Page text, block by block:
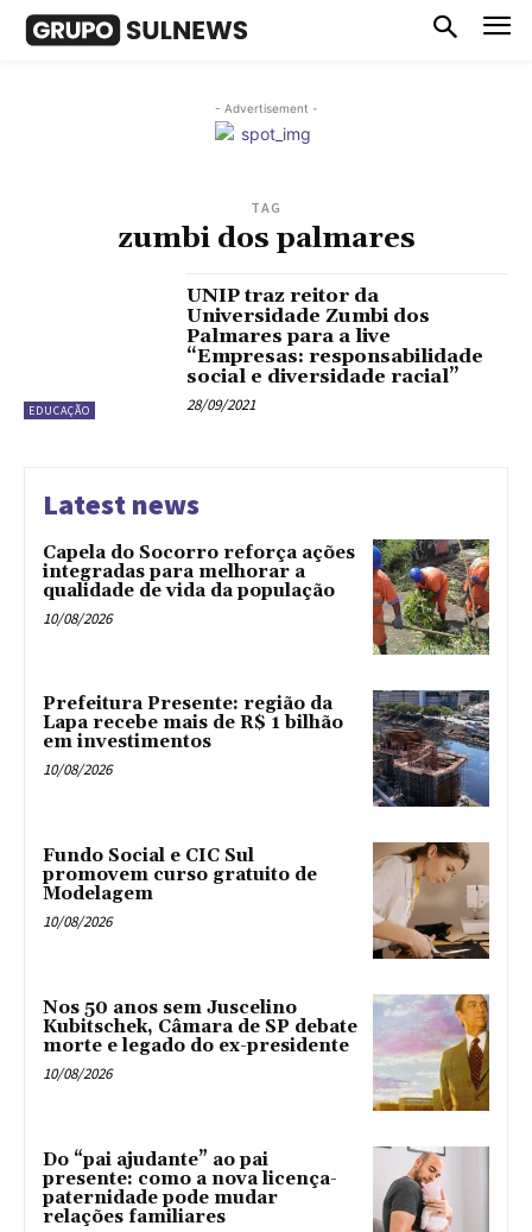
- Advertisement -
TAG
zumbi dos palmares
EDUCAÇÃO
UNIP traz reitor da
Universidade Zumbi dos
Palmares para a live
“Empresas: responsabilidade
social e diversidade racial”
28/09/2021
Latest news
Capela do Socorro reforça ações
integradas para melhorar a
qualidade de vida da população
10/08/2026
Prefeitura Presente: região da
Lapa recebe mais de R$ 1 bilhão
em investimentos
10/08/2026
Fundo Social e CIC Sul
promovem curso gratuito de
Modelagem
10/08/2026
Nos 50 anos sem Juscelino
Kubitschek, Câmara de SP debate
morte e legado do ex-presidente
10/08/2026
Do “pai ajudante” ao pai
presente: como a nova licença-
paternidade pode mudar
relações familiares